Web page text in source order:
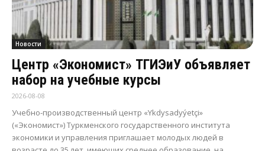
Новости
Центр «Экономист» ТГИЭиУ объявляет
набор на учебные курсы
2026-08-08
Учебно-производственный центр «Ykdysadyýetçi»
(«Экономист») Туркменского государственного института
экономики и управления приглашает молодых людей в